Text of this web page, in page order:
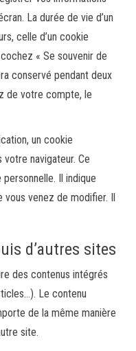
La durée de vie d’un
celle d’un cookie
cochez « Se souvenir de
conservé pendant deux
de votre compte, le
un cookie
navigateur. Ce
Il indique
vous venez de modifier. Il
d’autres sites
des contenus intégrés
Le contenu
de la même manière
site.